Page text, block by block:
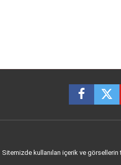
Sitemizde kullanılan içerik ve görsellerin